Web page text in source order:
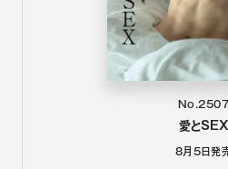
No.2507
愛とSEX
8月5日発